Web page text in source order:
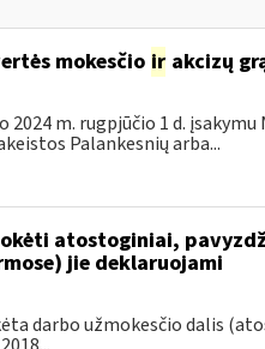
mokesčio irakcizų
m. rugpjūčio 1 d.
Palankesnių arba...
atostoginiai,
jie deklaruojami
darbo užmokesčio dalis